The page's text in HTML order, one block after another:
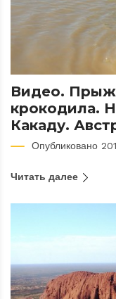
Видео.
крокодила.
Какаду.
Опубликовано
Читать далее